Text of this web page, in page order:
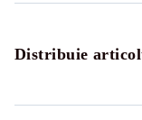
Distribuie